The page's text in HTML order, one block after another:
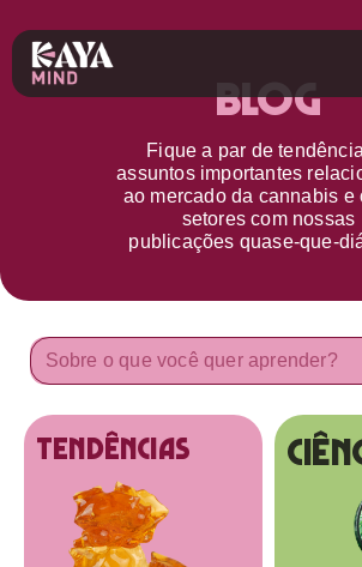
Blog
Fique a par de
assuntos importantes
ao mercado da cannabis e
setorescom nossas
publicações quase-que-
tendências